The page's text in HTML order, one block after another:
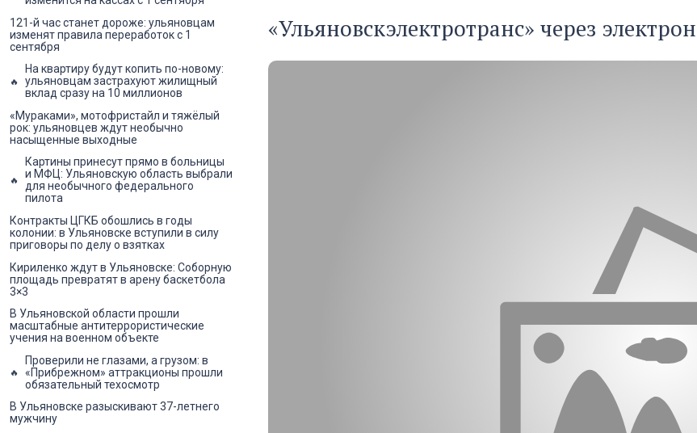
«Ульяновскэлектротранс» через
121-й час станет дороже: ульяновцам
изменят правила переработок с 1
сентября
На квартиру будут копить по-новому:
ульяновцам застрахуют жилищный
вклад сразу на 10 миллионов
«Мураками», мотофристайл и тяжёлый
рок: ульяновцев ждут необычно
насыщенные выходные
Картины принесут прямо в больницы
и МФЦ: Ульяновскую область выбрали
для необычного федерального
пилота
Контракты ЦГКБ обошлись в годы
колонии: в Ульяновске вступили в силу
приговоры по делу о взятках
Кириленко ждут в Ульяновске: Соборную
площадь превратят в арену баскетбола
3×3
В Ульяновской области прошли
масштабные антитеррористические
учения на военном объекте
Проверили не глазами, а грузом: в
«Прибрежном» аттракционы прошли
обязательный техосмотр
В Ульяновске разыскивают 37-летнего
мужчину